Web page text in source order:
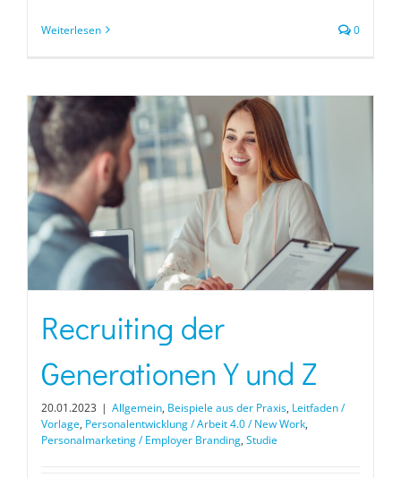
Weiterlesen 0
Recruiting der
Generationen Y und Z
20.01.2023 | Allgemein, Beispiele aus der Praxis, Leitfaden /
Vorlage, Personalentwicklung / Arbeit 4.0 / New Work,
Personalmarketing / Employer Branding, Studie